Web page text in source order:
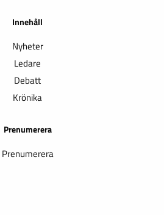
Innehåll
Nyheter
Ledare
Debatt
Krönika
Prenumerera
Prenumerera